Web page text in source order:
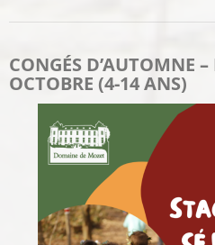
CONGÉS D’AUTOMNE
OCTOBRE (4-14 ANS)